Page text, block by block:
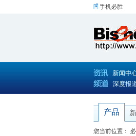
手机必胜
新闻中
深度报
产品
您当前位置：